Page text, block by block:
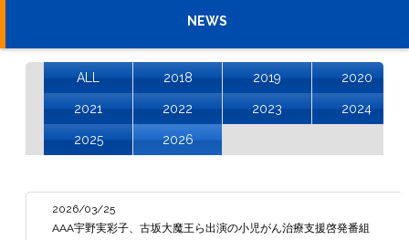
NEWS
ALL 2018 2019 2020
2021 2022 2023 2024
2025 2026
2026/03/25
AAA宇野実彩子、古坂大魔王ら出演の小児がん治療支援啓発番組
MEDIA
COMPANY
INQUIRY